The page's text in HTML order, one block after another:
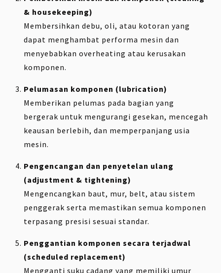
& housekeeping)
Membersihkan debu, oli, atau kotoran yang
dapat menghambat performa mesin dan
menyebabkan overheating atau kerusakan
komponen.
Pelumasan komponen (lubrication)
Memberikan pelumas pada bagian yang
bergerak untuk mengurangi gesekan, mencegah
keausan berlebih, dan memperpanjang usia
mesin.
Pengencangan dan penyetelan ulang
(adjustment & tightening)
Mengencangkan baut, mur, belt, atau sistem
penggerak serta memastikan semua komponen
terpasang presisi sesuai standar.
Penggantian komponen secara terjadwal
(scheduled replacement)
Mengganti suku cadang yang memiliki umur